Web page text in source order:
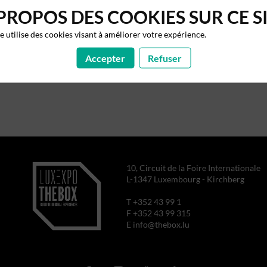
10, Circuit de la Foire Internationale
L-1347 Luxembourg - Kirchberg
T +352 43 99 1
F +352 43 99 315
E info@thebox.lu
DES COOKIES SUR CE
utilise des cookies visant à améliorer votre expérience.
Accepter Refuser